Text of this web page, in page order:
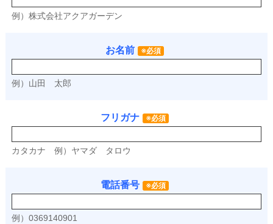
例）株式会社アクアガーデン
お名前 ※必須
例）山田 太郎
フリガナ ※必須
カタカナ 例）ヤマダ タロウ
電話番号 ※必須
例）0369140901